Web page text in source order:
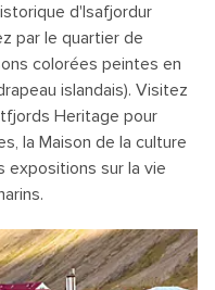
d'Isafjordur
par le quartier de
colorées peintes en
islandais). Visitez
Heritage pour
la Maison de la culture
expositions sur la vie